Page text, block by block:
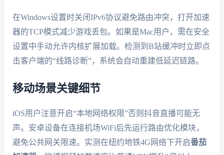
在Windows设置时关闭IPv6协议避免路由冲突，打开加速
器的TCP模式减少游戏丢包。如果是Mac用户，需在安全
设置中手动允许内核扩展加载。检测到B站缓冲时立即点
击客户端的“线路诊断”，系统会自动重建低延迟链路。
移动场景关键细节
iOS用户注意开启“本地网络权限”否则抖音直播可能无
声。安卓设备在连接机场WiFi后先运行路由优化模块，
避免公共网关限速。实测在纽约地铁4G网络下开启番茄